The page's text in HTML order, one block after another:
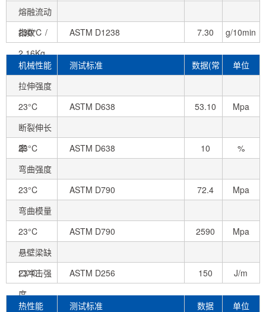
熔融流动
指数
230℃ /
2.16Kg
ASTM D1238 7.30 g/10min
机械性能 测试标准
数据(常
单位
拉伸强度
23°C
ASTM D638 53.10
Mpa
断裂伸长
率
23°C ASTM D638 10
%
弯曲强度
23°C
ASTM D790 72.4
Mpa
弯曲模量
23°C
ASTM D790 2590
Mpa
悬壁梁缺
口冲击强
度
23°C ASTM D256 150 J/m
热性能 测试标准 数据
单位